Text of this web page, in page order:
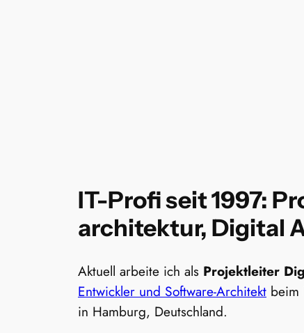
IT-Profi seit 1997:
architektur, Digital
Aktuell arbeite ich als Projektleiter
Entwickler und Software-Architekt beim
in Hamburg, Deutschland.